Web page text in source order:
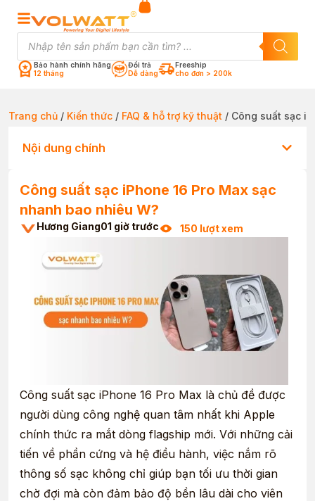
Bảo hành chính hãng
12 tháng
Đổi trả
Dễ dàng
Freeship
cho đơn > 200k
Trang chủ / Kiến thức / FAQ & hỗ trợ kỹ thuật / Công suất sạc
Nội dung chính
Công suất sạc iPhone 16 Pro Max sạc
nhanh bao nhiêu W?
Hương Giang01 giờ trước 150 lượt xem
Công suất sạc iPhone 16 Pro Max là chủ đề được
người dùng công nghệ quan tâm nhất khi Apple
chính thức ra mắt dòng flagship mới. Với những cải
tiến về phần cứng và hệ điều hành, việc nắm rõ
thông số sạc không chỉ giúp bạn tối ưu thời gian
chờ đợi mà còn đảm bảo độ bền lâu dài cho viên